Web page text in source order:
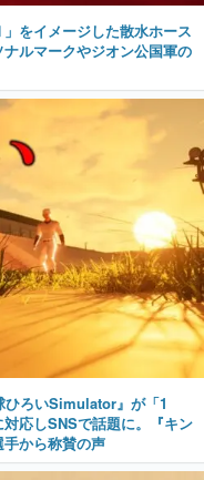
をイメージした散水ホース
ルマークやジオン公国軍の
ひろいSimulator』が「1
応しSNSで話題に。『キン
から称賛の声